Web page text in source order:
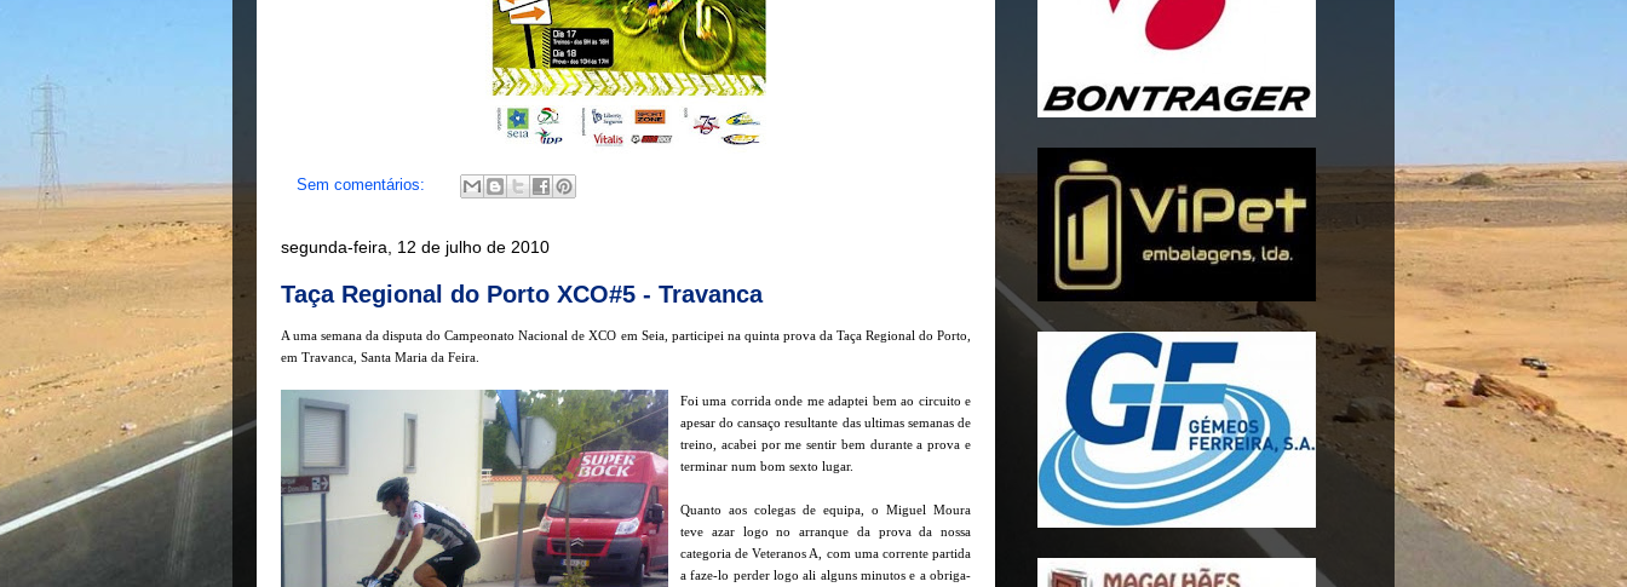
Sem comentários:
segunda-feira, 12 de julho de 2010
Taça Regional do Porto XCO#5 - Travanca
A uma semana da disputa do Campeonato Nacional de XCO em Seia, participei na quinta prova da Taça Regional do Porto,
em Travanca, Santa Maria da Feira.
Foi uma corrida onde me adaptei bem ao circuito e
apesar do cansaço resultante das ultimas semanas de
treino, acabei por me sentir bem durante a prova e
terminar num bom sexto lugar.
Quanto aos colegas de equipa, o Miguel Moura
teve azar logo no arranque da prova da nossa
categoria de Veteranos A, com uma corrente partida
a faze-lo perder logo ali alguns minutos e a obriga-